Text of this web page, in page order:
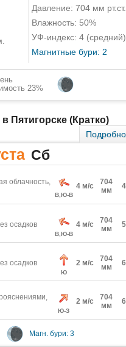
Давление: 704 мм рт.ст.
Влажность: 50%
УФ-индекс: 4 (средний)
Магнитные бури: 2
23%
Пятигорске (Кратко)
Подробно
Сб
облачность,
В,Ю-В
4 м/с
704
мм
осадков
В,Ю-В
4 м/с
704
мм
осадков
Ю
2 м/с
704
мм
Ю-З
2 м/с
704
мм
Магн. бури: 3